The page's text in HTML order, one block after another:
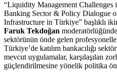
“Liquidity Management Challenges
Banking Sector & Policy Dialogue
Infrastructure in Türkiye” başlıklı
Faruk Tekdoğan
sektörünün önde gelen
Türkiye’de katılım bankacılığı
mevcut uygulamalar, karşılaşılan
güçlendirilmesine yönelik politika